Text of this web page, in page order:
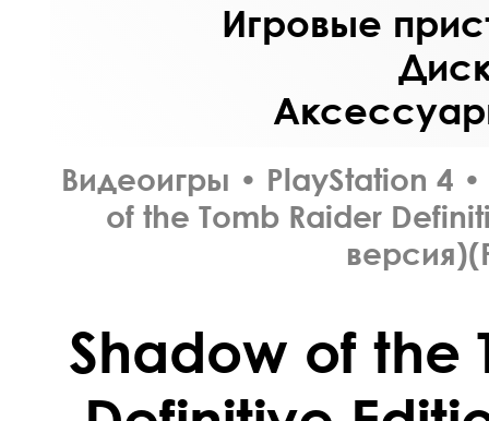
Игровые
Видеоигры • PlayStation 4 •
of the Tomb Raider
Shadow of the